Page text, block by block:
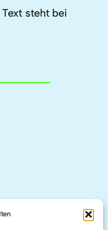
steht bei